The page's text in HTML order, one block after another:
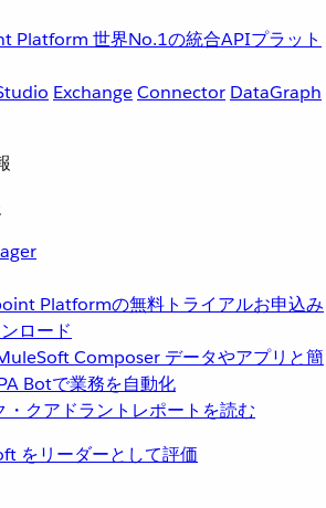
Platform 世界No.1の統合APIプラット
ExchangeConnector DataGraph
Platformの無料トライアルお申込み
ロード
Composer データやアプリと簡
Botで業務を自動化
をリーダーとして評価